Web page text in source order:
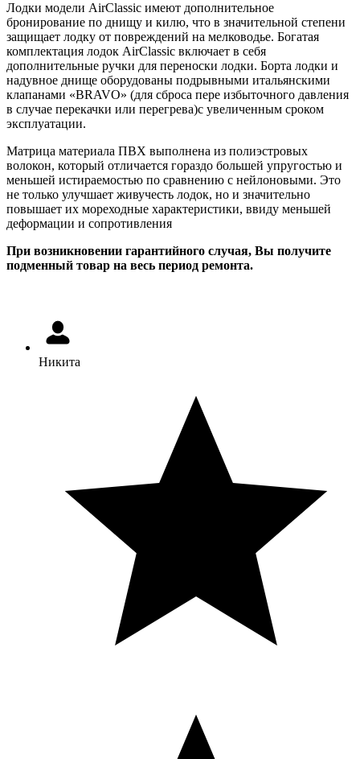
Лодки модели AirClassic имеют дополнительное
бронирование по днищу и килю, что в значительной степени
защищает лодку от повреждений на мелководье. Богатая
комплектация лодок AirClassic включает в себя
дополнительные ручки для переноски лодки. Борта лодки и
надувное днище оборудованы подрывными итальянскими
клапанами «BRAVO» (для сброса пере избыточного давления
в случае перекачки или перегрева)с увеличенным сроком
эксплуатации.
Матрица материала ПВХ выполнена из полиэстровых
волокон, который отличается гораздо большей упругостью и
меньшей истираемостью по сравнению с нейлоновыми. Это
не только улучшает живучесть лодок, но и значительно
повышает их мореходные характеристики, ввиду меньшей
деформации и сопротивления
При возникновении гарантийного случая, Вы получите
подменный товар на весь период ремонта.
Никита